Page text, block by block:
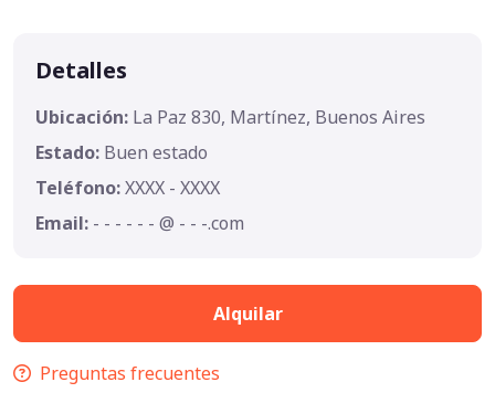
Detalles
Ubicación: La Paz 830, Martínez, Buenos Aires
Estado: Buen estado
Teléfono:XXXX - XXXX
Email: - - - - - - @ - - -.com
Alquilar
Preguntas frecuentes